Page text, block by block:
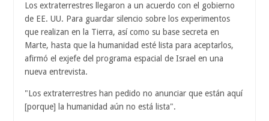
Los extraterrestres llegaron a un acuerdo con el gobierno
de EE. UU. Para guardar silencio sobre los experimentos
que realizan en la Tierra, así como su base secreta en
Marte, hasta que la humanidad esté lista para aceptarlos,
afirmó el exjefe del programa espacial de Israel en una
nueva entrevista.
"Los extraterrestres han pedido no anunciar que están aquí
[porque] la humanidad aún no está lista".